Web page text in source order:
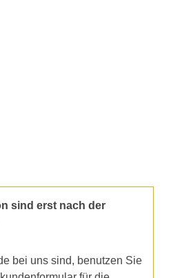
sind erst nach der
bei uns sind, benutzen Sie